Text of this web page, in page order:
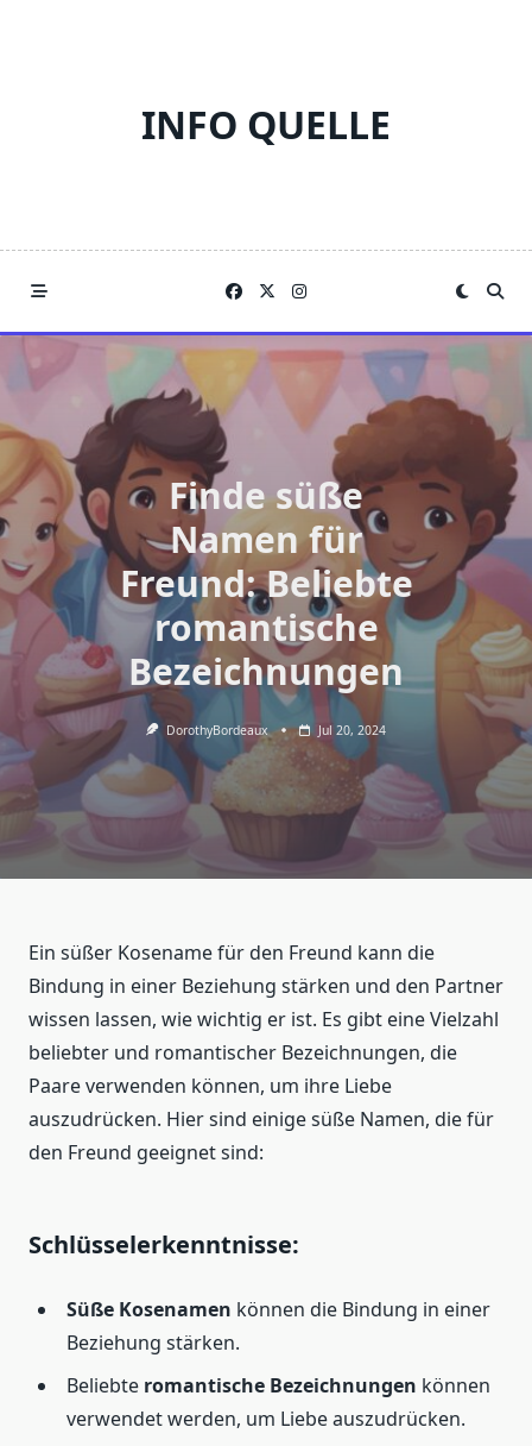
INFO QUELLE
Finde süße
Namen für
Freund: Beliebte
romantische
Bezeichnungen
DorothyBordeaux Jul 20, 2024
Ein süßer Kosename für den Freund kann die
Bindung in einer Beziehung stärken und den Partner
wissen lassen, wie wichtig er ist. Es gibt eine Vielzahl
beliebter und romantischer Bezeichnungen, die
Paare verwenden können, um ihre Liebe
auszudrücken. Hier sind einige süße Namen, die für
den Freund geeignet sind:
Schlüsselerkenntnisse:
Süße Kosenamen können die Bindung in einer
Beziehung stärken.
Beliebte romantische Bezeichnungen können
verwendet werden, um Liebe auszudrücken.